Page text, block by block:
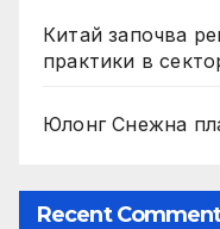
Китай започва
практики в
Юлонг Снежна
Recent